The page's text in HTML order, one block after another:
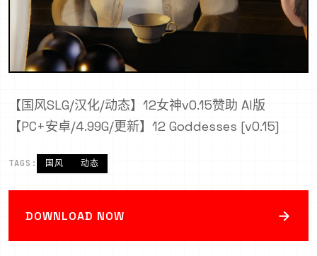
【国风SLG/汉化/动态】12女神v0.15赞助 AI版
【PC+安卓/4.99G/更新】12 Goddesses [v0.15]
TAGS: 国风 动态
DOWNLOAD NOW →